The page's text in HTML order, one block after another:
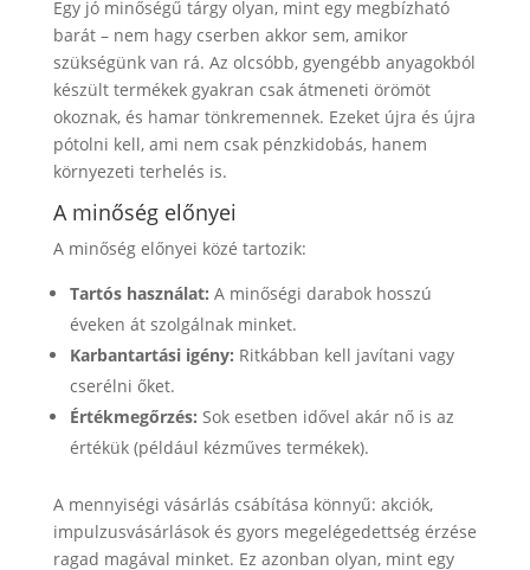
Egy jó minőségű tárgy olyan, mint egy megbízható
barát – nem hagy cserben akkor sem, amikor
szükségünk van rá. Az olcsóbb, gyengébb anyagokból
készült termékek gyakran csak átmeneti örömöt
okoznak, és hamar tönkremennek. Ezeket újra és újra
pótolni kell, ami nem csak pénzkidobás, hanem
környezeti terhelés is.
A minőség előnyei
A minőség előnyei közé tartozik:
Tartós használat: A minőségi darabok hosszú
éveken át szolgálnak minket.
Karbantartási igény: Ritkábban kell javítani vagy
cserélni őket.
Értékmegőrzés: Sok esetben idővel akár nő is az
értékük (például kézműves termékek).
A mennyiségi vásárlás csábítása könnyű: akciók,
impulzusvásárlások és gyors megelégedettség érzése
ragad magával minket. Ez azonban olyan, mint egy